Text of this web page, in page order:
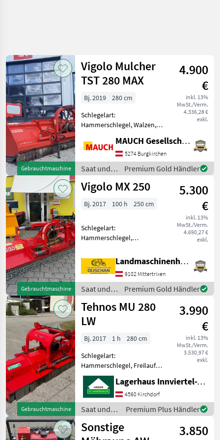
Gebrauchtmaschine
Vigolo Mulcher
TST 280 MAX
4.900
€
inkl. 13%
MwSt./Verm.
4.336,28 €
exkl.
Bj. 2019
280 cm
Schlegelart:
Hammerschlegel, Walzen,
Bodenstützwalze
Ausstattung: - Gelenkwelle
- Stützwalze -
Dreipunktanbau -
Heckanbau - doppeltes
Gehäu
MAUCH Gesellschaft m.b.H. & Co.KG
5274 Burgkirchen
Saat und
Pflege /
Vigolo
Premium Gold Händler
Gebrauchtmaschine
Vigolo MX 250
5.300
€
inkl. 13%
MwSt./Verm.
4.690,27 €
exkl.
Bj. 2017 100 h 250 cm
Schlegelart:
Hammerschlegel,
Seitenverschub, Walzen,
Freilauf im Getriebe,
Kettenschutz, seitliche
Kufen, Bodenstützwalze
Vigolo MX 250 - Vigo
Landmaschinenhandel Ouschan Anton
9102 Mittertrixen
Saat und
Pflege /
Vigolo
Premium Gold Händler
Gebrauchtmaschine
Tehnos MU 280
LW
3.990
€
inkl. 13%
MwSt./Verm.
3.530,97 €
exkl.
Bj. 2017 1 h
280 cm
Schlegelart:
Hammerschlegel, Freilauf:
Freilauf im Getriebe,
Seitenverschub:
hydraulisch +Arbeitsbreite:
280 cm
+Seitenverschiebung: 58 cm
+Anzahl der Keilriemen
Lagerhaus Innviertel-Traunviertel-Urfahr eGen, Kirchdorf
4560 Kirchdorf
Saat und
Pflege /
Tehnos
Premium Plus Händler
Sonstige
3.850